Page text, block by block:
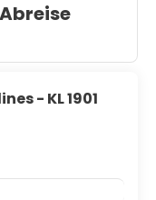
- KL 1901